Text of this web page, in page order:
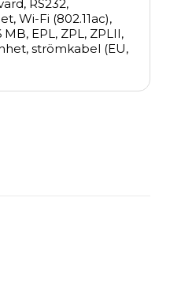
RS232,
Wi-Fi (802.11ac),
EPL, ZPL, ZPLII,
strömkabel (EU,